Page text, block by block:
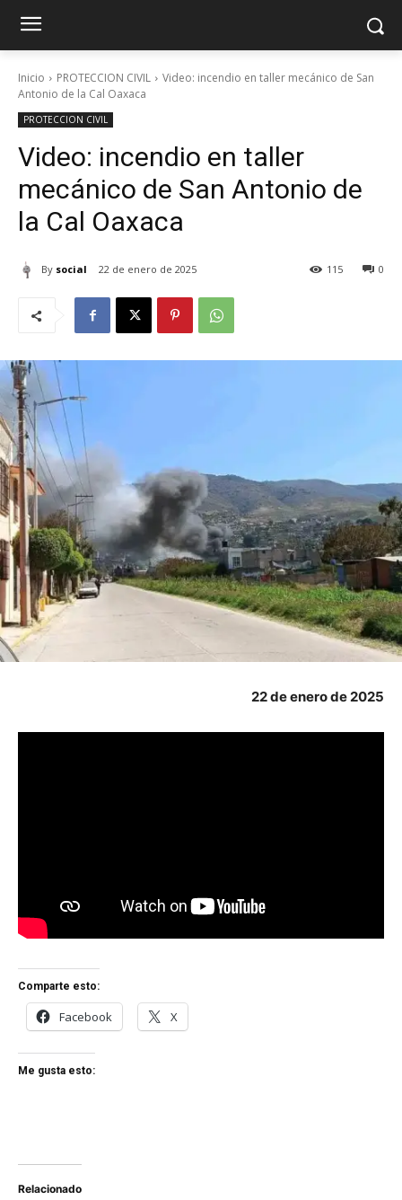
Inicio PROTECCION CIVIL
Video: incendio en taller mecánico de San
Antonio de la Cal Oaxaca
PROTECCION CIVIL
Video: incendio en taller
mecánico de San Antonio de
la Cal Oaxaca
By social 22 de enero de 2025 0
115
22 de enero de 2025
Comparte esto:
Facebook X
Me gusta esto:
Relacionado